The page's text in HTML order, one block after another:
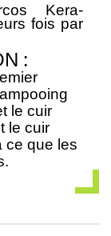
Kera-
fois par
:
le cuir
le cuir
ce que les